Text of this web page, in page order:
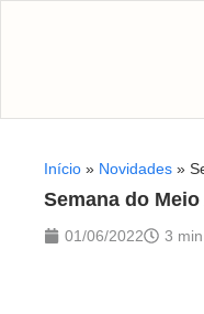
Início » Novidades »
Semana do
01/06/2022 3